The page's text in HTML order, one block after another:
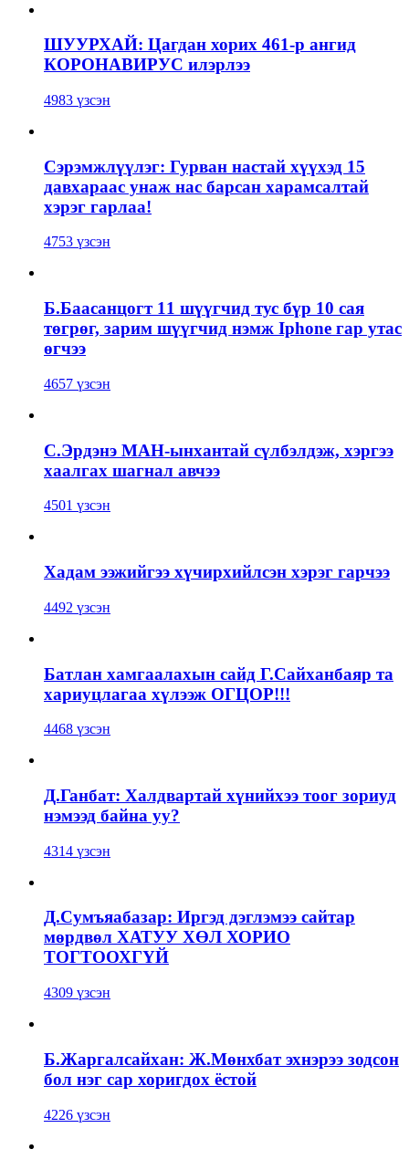
ШУУРХАЙ: Цагдан хорих 461-р ангид
КОРОНАВИРУС илэрлээ
4983 үзсэн
Сэрэмжлүүлэг: Гурван настай хүүхэд 15
давхараас унаж нас барсан харамсалтай
хэрэг гарлаа!
4753 үзсэн
Б.Баасанцогт 11 шүүгчид тус бүр 10 сая
төгрөг, зарим шүүгчид нэмж Iphone гар утас
өгчээ
4657 үзсэн
С.Эрдэнэ МАН-ынхантай сүлбэлдэж, хэргээ
хаалгах шагнал авчээ
4501 үзсэн
Хадам ээжийгээ хүчирхийлсэн хэрэг гарчээ
4492 үзсэн
Батлан хамгаалахын сайд Г.Сайханбаяр та
хариуцлагаа хүлээж ОГЦОР!!!
4468 үзсэн
Д.Ганбат: Халдвартай хүнийхээ тоог зориуд
нэмээд байна уу?
4314 үзсэн
Д.Сумъяабазар: Иргэд дэглэмээ сайтар
мөрдвөл ХАТУУ ХӨЛ ХОРИО
ТОГТООХГҮЙ
4309 үзсэн
Б.Жаргалсайхан: Ж.Мөнхбат эхнэрээ зодсон
бол нэг сар хоригдох ёстой
4226 үзсэн